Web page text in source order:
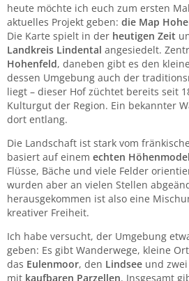
heute möchte ich euch zum ersten
aktuelles Projekt geben: die Map
Die Karte spielt in der heutigen Zeit
Landkreis Lindental angesiedelt.
Hohenfeld, daneben gibt es den
dessen Umgebung auch der
liegt – dieser Hof züchtet bereits seit
Kulturgut der Region. Ein bekannter
dort entlang.
Die Landschaft ist stark vom
basiert auf einem echten
Flüsse, Bäche und viele Felder
wurden aber an vielen Stellen
herausgekommen ist also eine
kreativer Freiheit.
Ich habe versucht, der Umgebung
geben: Es gibt Wanderwege, kleine
das Eulenmoor, den Lindsee und
mit kaufbaren Parzellen. Insgesamt